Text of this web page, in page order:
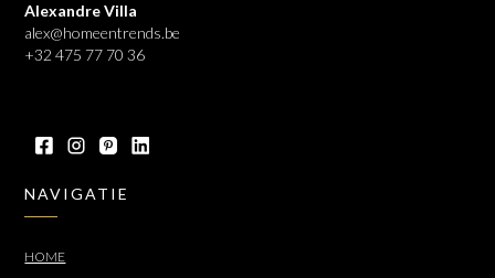
Alexandre Villa
alex@homeentrends.be
+32 475 77 70 36
NAVIGATIE
HOME